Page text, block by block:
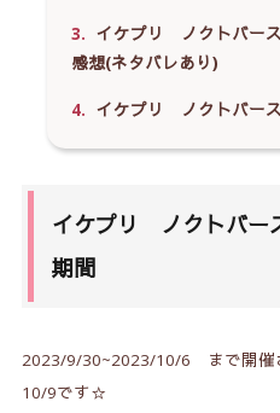
3. イケプリ ノクトバー
感想(ネタバレあり)
4. イケプリ ノクトバー
イケプリ ノクトバー
期間
2023/9/30~2023/10/6 まで開催
10/9です☆